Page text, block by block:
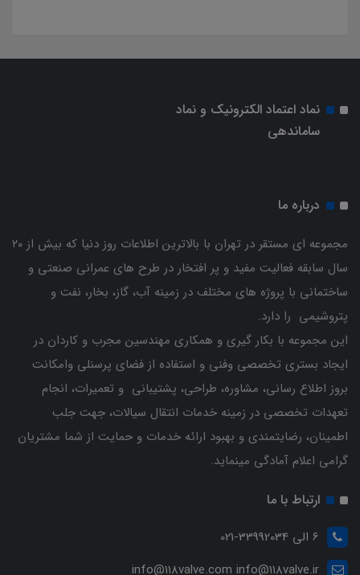
نماد اعتماد الکترونیک و نماد
ساماندهی
درباره ما
مجموعه ای مستقر در تهران با بالاترین اطلاعات روز دنیا که بیش از ۲۰
سال سابقه فعالیت مفید و پر افتخار در طرح های عمرانی صنعتی و
ساختمانی با پروژه های مختلف در زمینه آب، گاز، بخار، نفت و
پتروشیمی را دارد.
این مجموعه با بکار گیری و همکاری مهندسین مجرب و کاردان ‌در
ایجاد بستری تخصصی وفنی و استفاده از فضای پرسنلی وامکانت
بروز اطلاع رسانی، مشاوره، طراحی، پشتیبانی و تعمیرات، انجام
تعهدات تخصصی در زمینه خدمات انتقال سیالات، جهت جلب
اطمینان، رضایتمندی و بهبود ارائه خدمات و حمایت از شما مشتریان
گرامی اعلام آمادگی مینماید.
ارتباط با ما
6 الی 33992034-021
info@118valve.com info@118valve.ir